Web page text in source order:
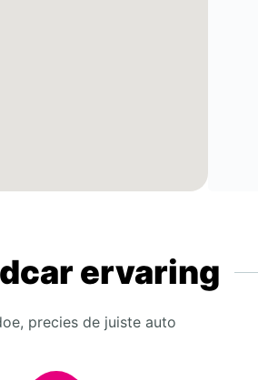
ervaring
precies de juiste auto